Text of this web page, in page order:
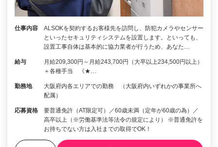
仕事内容
ALSOKを契約するお客様先を訪問し、防犯カメラやセンサー
といったセキュリティシステムを設置します。といっても、
設置工事自体は基本的に協力業者が行うため、あなた…
給与
月給209,300円～月給243,700円（大卒以上234,500円以上）
＋各種手当 《★…
勤務地
大阪府内各エリアでの勤務 （大阪府内いずれかの事業所へ
配属）
応募資格
要普通免許（AT限定可）／60歳未満（定年が60歳の為）／
高卒以上（※労働基準法等法令の規定により） ※普通免許を
お持ちでない方は入社までの取得でOK！